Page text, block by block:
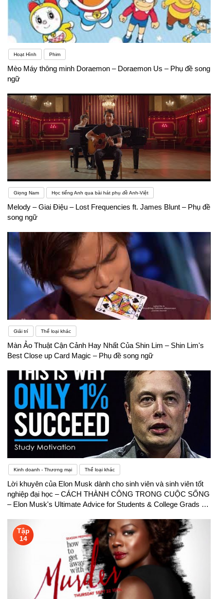
Hoạt Hình Phim
Mèo Máy thông minh Doraemon – Doraemon Us – Phụ đề song
ngữ
Giọng Nam Học tiếng Anh qua bài hát phụ đề Anh-Việt
Melody – Giai Điệu – Lost Frequencies ft. James Blunt – Phụ đề
song ngữ
Giải trí Thể loại khác
Màn Ảo Thuật Cận Cảnh Hay Nhất Của Shin Lim – Shin Lim's
Best Close up Card Magic – Phụ đề song ngữ
Kinh doanh - Thương mại Thể loại khác
Lời khuyên của Elon Musk dành cho sinh viên và sinh viên tốt
nghiệp đại học – CÁCH THÀNH CÔNG TRONG CUỘC SỐNG
– Elon Musk's Ultimate Advice for Students & College Grads –
Tập
14